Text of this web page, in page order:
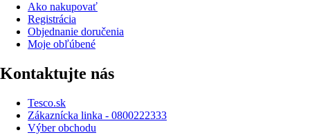
Ako nakupovať
Registrácia
Objednanie doručenia
Moje obľúbené
Kontaktujte nás
Tesco.sk
Zákaznícka linka - 0800222333
Výber obchodu